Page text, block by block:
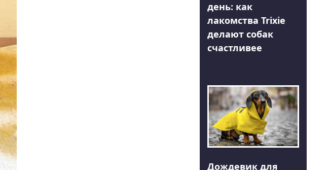
день: как
лакомства Trixie
делают собак
счастливее
Дождевик для